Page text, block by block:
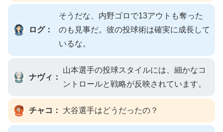
ログ：
そうだな、内野ゴロで13アウトも奪った
のも見事だ。彼の投球術は確実に成長して
いるな。
ナヴィ：
山本選手の投球スタイルには、細かなコ
ントロールと戦略が反映されています。
チャコ： 大谷選手はどうだったの？